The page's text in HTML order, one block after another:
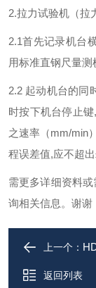
2.拉力试验机（拉
2.1首先记录机台
用标准直钢尺量测
2.2 起动机台的同
时按下机台停止
之速率（mm/min
程误差值,应不超
需更多详细资料
询相关信息。谢谢
上一个：
返回列表